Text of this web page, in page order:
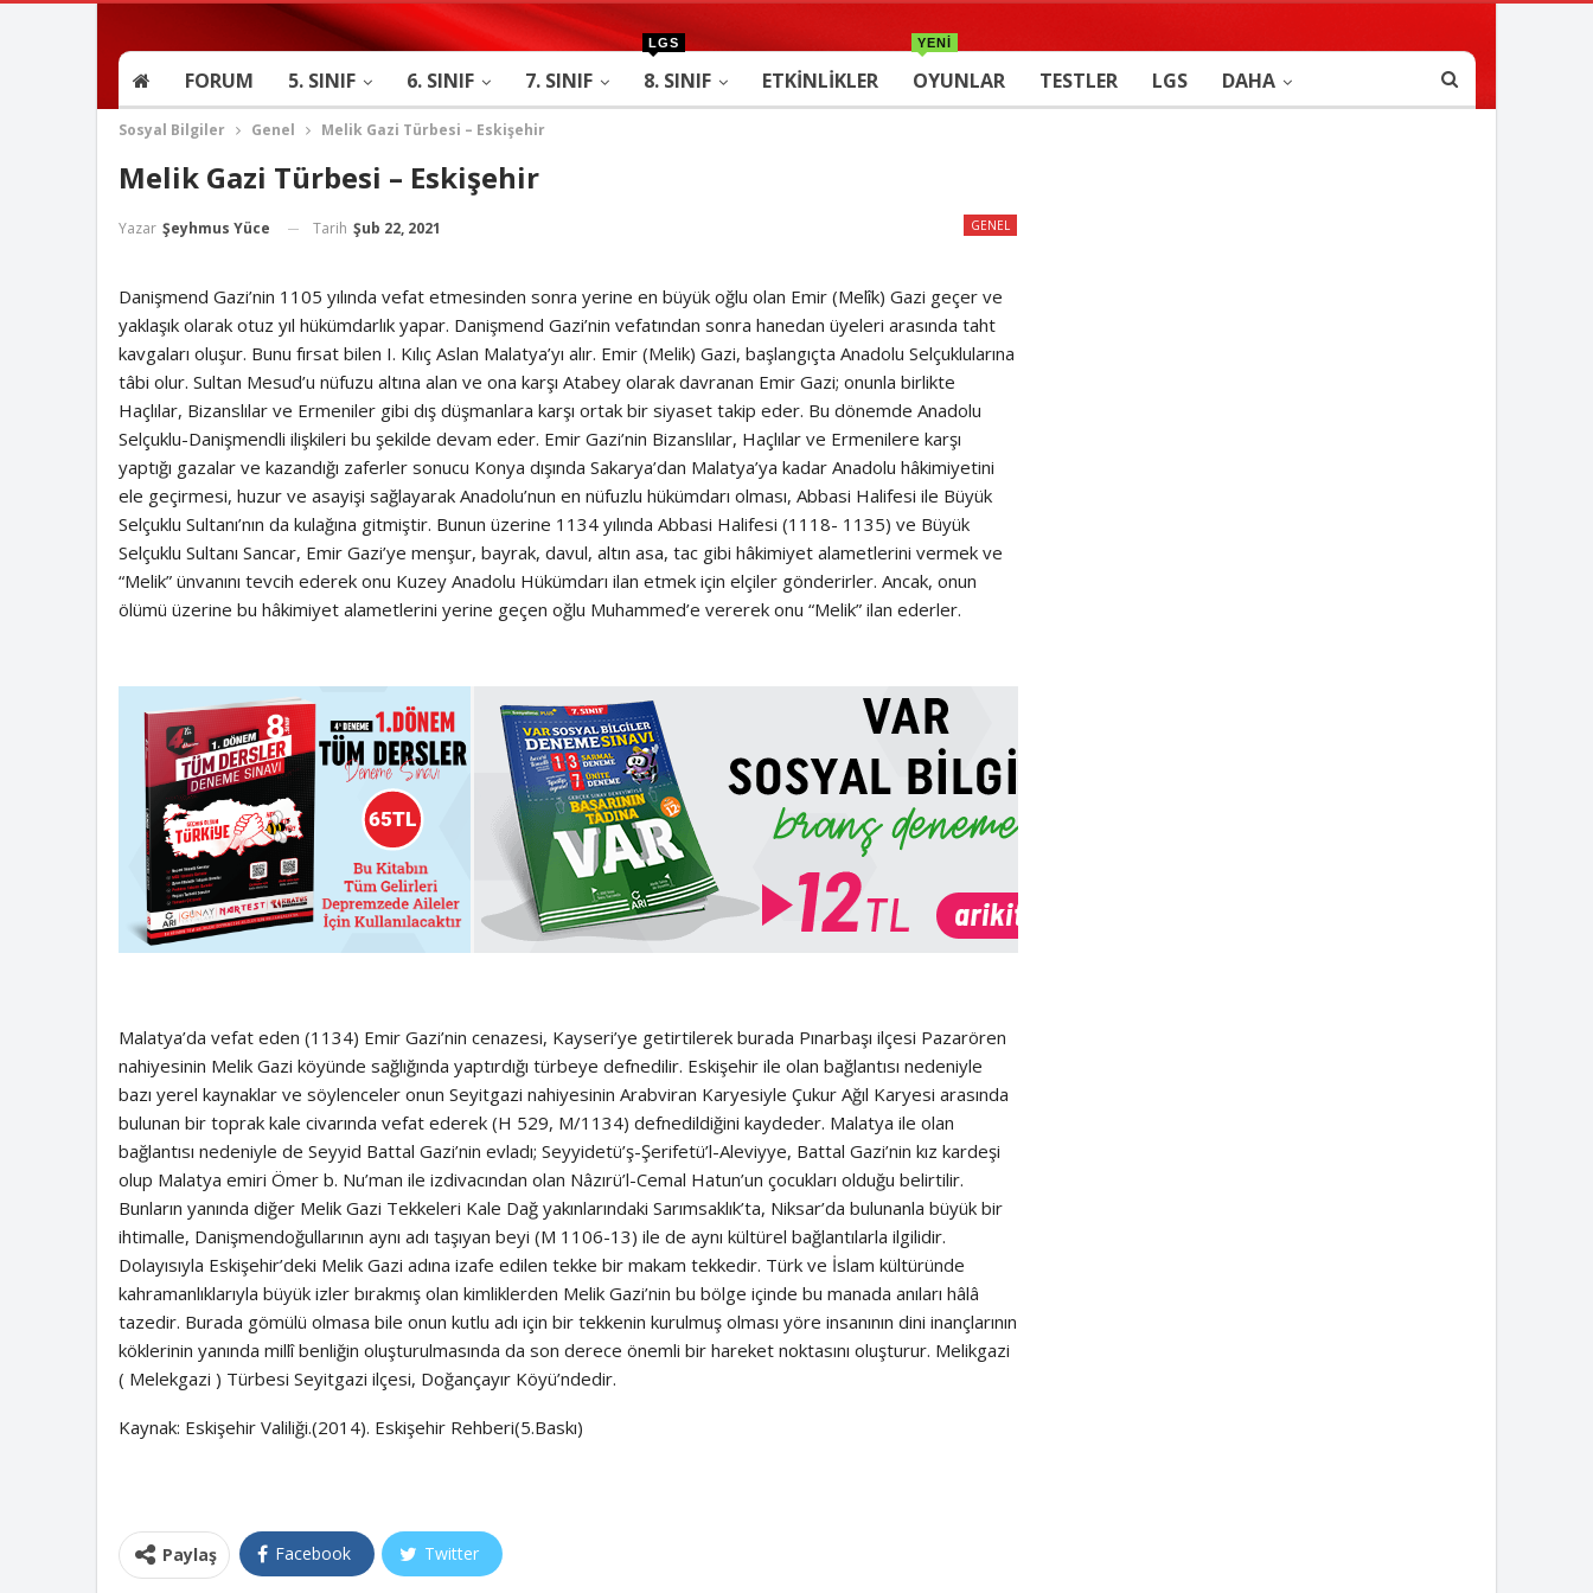
FORUM 5. SINIF 6. SINIF 7. SINIF 8. SINIF
LGS
ETKINLIKLER OYUNLAR
YENİ
TESTLER LGS DAHA
Sosyal Bilgiler Genel Melik Gazi Türbesi – Eskişehir
Melik Gazi Türbesi – Eskişehir
GENEL
Yazar Şeyhmus Yüce Tarih Şub 22, 2021
Danişmend Gazi’nin 1105 yılında vefat etmesinden sonra yerine en büyük oğlu olan Emir (Melîk) Gazi geçer ve
yaklaşık olarak otuz yıl hükümdarlık yapar. Danişmend Gazi’nin vefatından sonra hanedan üyeleri arasında taht
kavgaları oluşur. Bunu fırsat bilen I. Kılıç Aslan Malatya’yı alır. Emir (Melik) Gazi, başlangıçta Anadolu Selçuklularına
tâbi olur. Sultan Mesud’u nüfuzu altına alan ve ona karşı Atabey olarak davranan Emir Gazi; onunla birlikte
Haçlılar, Bizanslılar ve Ermeniler gibi dış düşmanlara karşı ortak bir siyaset takip eder. Bu dönemde Anadolu
Selçuklu-Danişmendli ilişkileri bu şekilde devam eder. Emir Gazi’nin Bizanslılar, Haçlılar ve Ermenilere karşı
yaptığı gazalar ve kazandığı zaferler sonucu Konya dışında Sakarya’dan Malatya’ya kadar Anadolu hâkimiyetini
ele geçirmesi, huzur ve asayişi sağlayarak Anadolu’nun en nüfuzlu hükümdarı olması, Abbasi Halifesi ile Büyük
Selçuklu Sultanı’nın da kulağına gitmiştir. Bunun üzerine 1134 yılında Abbasi Halifesi (1118- 1135) ve Büyük
Selçuklu Sultanı Sancar, Emir Gazi’ye menşur, bayrak, davul, altın asa, tac gibi hâkimiyet alametlerini vermek ve
“Melik” ünvanını tevcih ederek onu Kuzey Anadolu Hükümdarı ilan etmek için elçiler gönderirler. Ancak, onun
ölümü üzerine bu hâkimiyet alametlerini yerine geçen oğlu Muhammed’e vererek onu “Melik” ilan ederler.
Malatya’da vefat eden (1134) Emir Gazi’nin cenazesi, Kayseri’ye getirtilerek burada Pınarbaşı ilçesi Pazarören
nahiyesinin Melik Gazi köyünde sağlığında yaptırdığı türbeye defnedilir. Eskişehir ile olan bağlantısı nedeniyle
bazı yerel kaynaklar ve söylenceler onun Seyitgazi nahiyesinin Arabviran Karyesiyle Çukur Ağıl Karyesi arasında
bulunan bir toprak kale civarında vefat ederek (H 529, M/1134) defnedildiğini kaydeder. Malatya ile olan
bağlantısı nedeniyle de Seyyid Battal Gazi’nin evladı; Seyyidetü’ş-Şerifetü’l-Aleviyye, Battal Gazi’nin kız kardeşi
olup Malatya emiri Ömer b. Nu’man ile izdivacından olan Nâzırü’l-Cemal Hatun’un çocukları olduğu belirtilir.
Bunların yanında diğer Melik Gazi Tekkeleri Kale Dağ yakınlarındaki Sarımsaklık’ta, Niksar’da bulunanla büyük bir
ihtimalle, Danişmendoğullarının aynı adı taşıyan beyi (M 1106-13) ile de aynı kültürel bağlantılarla ilgilidir.
Dolayısıyla Eskişehir’deki Melik Gazi adına izafe edilen tekke bir makam tekkedir. Türk ve İslam kültüründe
kahramanlıklarıyla büyük izler bırakmış olan kimliklerden Melik Gazi’nin bu bölge içinde bu manada anıları hâlâ
tazedir. Burada gömülü olmasa bile onun kutlu adı için bir tekkenin kurulmuş olması yöre insanının dini inançlarının
köklerinin yanında millî benliğin oluşturulmasında da son derece önemli bir hareket noktasını oluşturur. Melikgazi
( Melekgazi ) Türbesi Seyitgazi ilçesi, Doğançayır Köyü’ndedir.
Kaynak: Eskişehir Valiliği.(2014). Eskişehir Rehberi(5.Baskı)
Paylaş Facebook Twitter